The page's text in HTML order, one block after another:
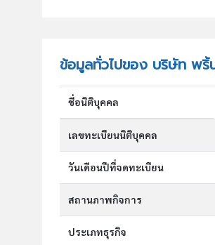
ข้อมูลทั่วไปของ บริษัท พ
ชื่อนิติบุคคล
เลขทะเบียนนิติบุคคล
วันเดือนปีที่จดทะเบียน
สถานภาพกิจการ
ประเภทธุรกิจ